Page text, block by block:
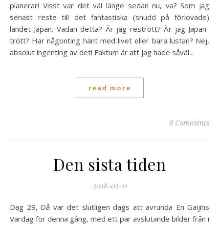
planerar! Visst var det väl länge sedan nu, va? Som jag
senast reste till det fantastiska (snudd på förlovade)
landet Japan. Vadan detta? Är jag restrött? Är jag Japan-
trött? Har någonting hänt med livet eller bara lustan? Nej,
absolut ingenting av det! Faktum är att jag hade såväl...
read more
0 Comments
Den sista tiden
2018-05-11
Dag 29, Då var det slutligen dags att avrunda En Gaijins
Vardag för denna gång, med ett par avslutande bilder från i